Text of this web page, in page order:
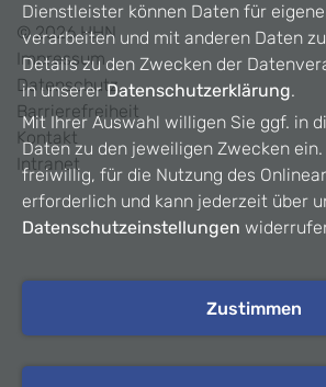
©2026HHN
Impressum
Datenschutz
Barrierefreiheit
Kontakt
Intranet
Dienstleister können Daten für
verarbeiten und mit anderen Daten
Details zu den Zwecken der
in unsererDatenschutzerklärung.
Mit Ihrer Auswahl willigen Sie ggf. in
Daten zu den jeweiligen Zwecken
freiwillig, für die Nutzung des
erforderlich und kann jederzeit über
Datenschutzeinstellungen
Zustimmen